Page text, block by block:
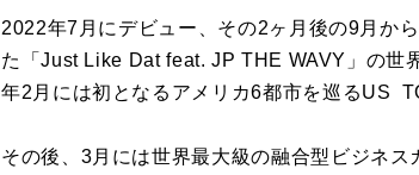
2022年7月にデビュー、その2ヶ月後の9月か
た「Just Like Dat feat. JP THE WAVY」の世
年2月には初となるアメリカ6都市を巡るUS
その後、3月には世界最大級の融合型ビジネ